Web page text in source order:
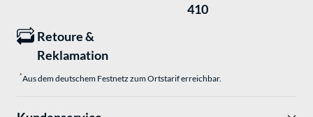
410
Retoure &
Reklamation
*Aus dem deutschem Festnetz zum Ortstarif erreichbar.